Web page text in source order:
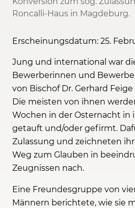
Roncalli-Haus in Magdeburg.
Erscheinungsdatum: 25.
Jung und international war
Bewerberinnen und
von Bischof Dr. Gerhard
Die meisten von ihnen
Wochen in der Osternacht in
getauft und/oder gefirmt.
Zulassung und zeichneten
Weg zum Glauben in
Zeugnissen nach.
Eine Freundesgruppe von
Männern berichtete, wie sie